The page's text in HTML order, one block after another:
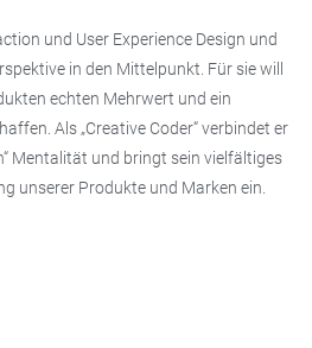
und User Experience Design und
in den Mittelpunkt. Für sie will
echten Mehrwert und ein
Als „Creative Coder“ verbindet er
Mentalität und bringt sein vielfältiges
unserer Produkte und Marken ein.